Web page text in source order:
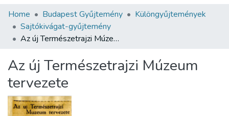
Communities & Collections
All of DSpace
About us
Home Budapest Gyűjtemény
Különgyűjtemények
Sajtókivágat-gyűjtemény
Az új Természetrajzi Múzeum tervezete
Az új Természetrajzi Múzeum
tervezete